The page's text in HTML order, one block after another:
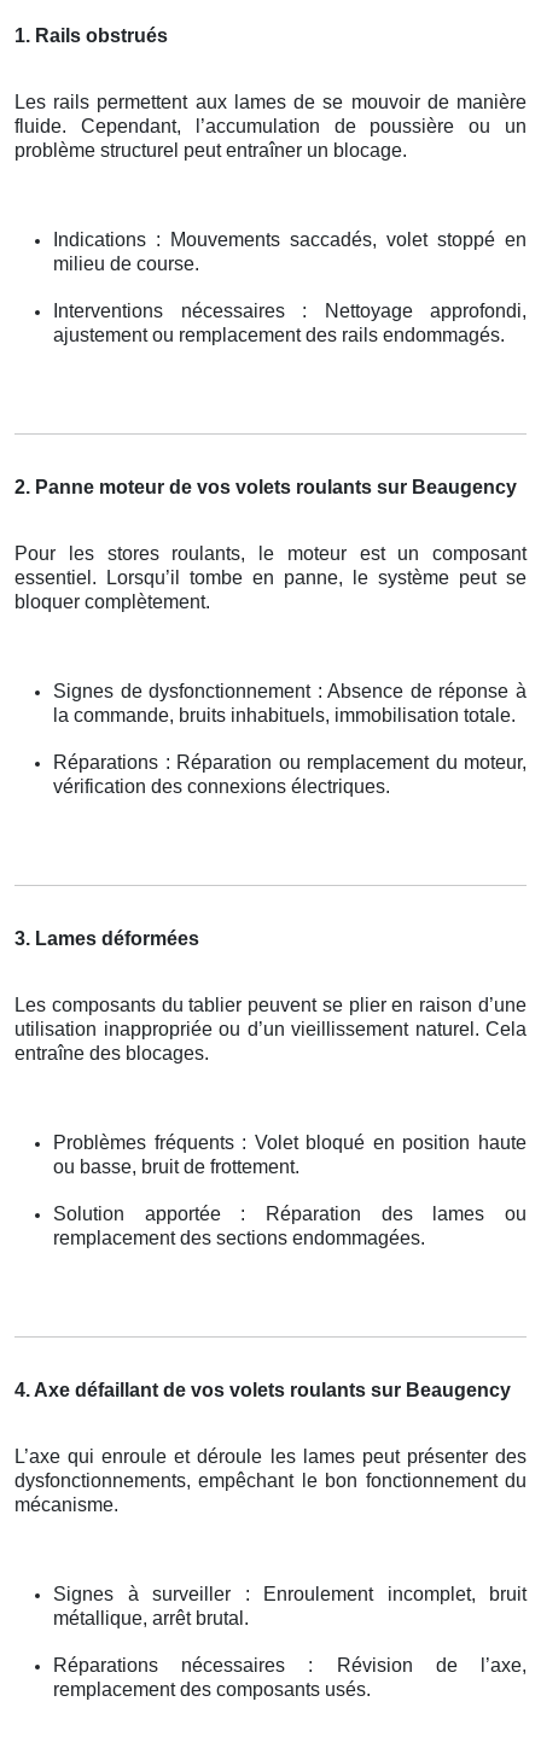
1. Rails obstrués
Les rails permettent aux lames de se mouvoir de manière
fluide. Cependant, l’accumulation de poussière ou un
problème structurel peut entraîner un blocage.
Indications : Mouvements saccadés, volet stoppé en
milieu de course.
Interventions nécessaires : Nettoyage approfondi,
ajustement ou remplacement des rails endommagés.
2. Panne moteur de vos volets roulants sur Beaugency
Pour les stores roulants, le moteur est un composant
essentiel. Lorsqu’il tombe en panne, le système peut se
bloquer complètement.
Signes de dysfonctionnement : Absence de réponse à
la commande, bruits inhabituels, immobilisation totale.
Réparations : Réparation ou remplacement du moteur,
vérification des connexions électriques.
3. Lames déformées
Les composants du tablier peuvent se plier en raison d’une
utilisation inappropriée ou d’un vieillissement naturel. Cela
entraîne des blocages.
Problèmes fréquents : Volet bloqué en position haute
ou basse, bruit de frottement.
Solution apportée : Réparation des lames ou
remplacement des sections endommagées.
4. Axe défaillant de vos volets roulants sur Beaugency
L’axe qui enroule et déroule les lames peut présenter des
dysfonctionnements, empêchant le bon fonctionnement du
mécanisme.
Signes à surveiller : Enroulement incomplet, bruit
métallique, arrêt brutal.
Réparations nécessaires : Révision de l’axe,
remplacement des composants usés.